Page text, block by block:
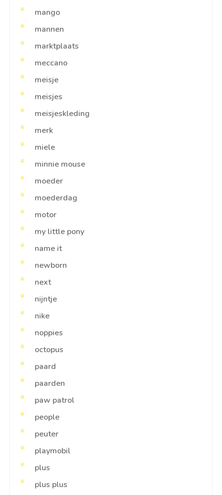
mango
mannen
marktplaats
meccano
meisje
meisjes
meisjeskleding
merk
miele
minnie mouse
moeder
moederdag
motor
my little pony
name it
newborn
next
nijntje
nike
noppies
octopus
paard
paarden
paw patrol
people
peuter
playmobil
plus
plus plus